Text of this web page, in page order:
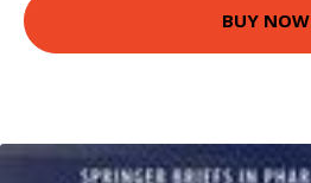
BUY NOW